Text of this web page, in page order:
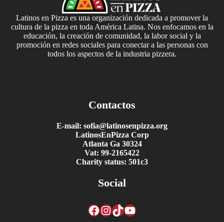
Latinos en Pizza es una organización dedicada a promover la
cultura de la pizza en toda América Latina. Nos enfocamos en la
educación, la creación de comunidad, la labor social y la
promoción en redes sociales para conectar a las personas con
todos los aspectos de la industria pizzera.
Contactos
E-mail: sofia@latinosenpizza.org
LatinosEnPizza Corp
Atlanta Ga 30324
Vat: 99-2165422
Charity status: 501c3
Social
Facebook
Instagram
TikTok
YouTube